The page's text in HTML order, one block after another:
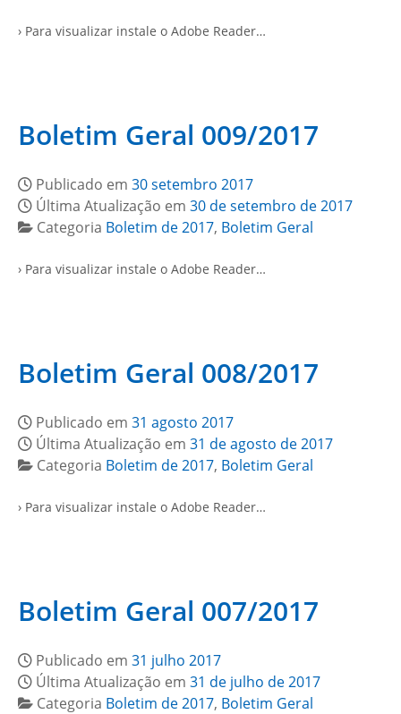
› Para visualizar instale o Adobe Reader…
Boletim Geral 009/2017
Publicado em 30 setembro 2017
Última Atualização em 30 de setembro de 2017
Categoria Boletim de 2017, Boletim Geral
› Para visualizar instale o Adobe Reader…
Boletim Geral 008/2017
Publicado em 31 agosto 2017
Última Atualização em 31 de agosto de 2017
Categoria Boletim de 2017, Boletim Geral
› Para visualizar instale o Adobe Reader…
Boletim Geral 007/2017
Publicado em 31 julho 2017
Última Atualização em 31 de julho de 2017
Categoria Boletim de 2017, Boletim Geral